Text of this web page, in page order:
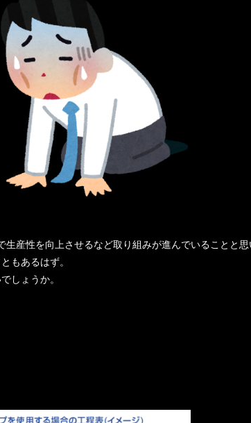
産性を向上させるなど取り組みが進んでいることと
もあるはず。
しょうか。